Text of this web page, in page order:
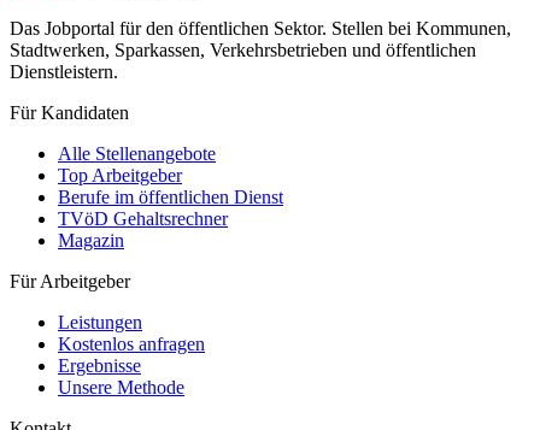
Das Jobportal für den öffentlichen Sektor. Stellen bei Kommunen,
Stadtwerken, Sparkassen, Verkehrsbetrieben und öffentlichen
Dienstleistern.
Für Kandidaten
Alle Stellenangebote
Top Arbeitgeber
Berufe im öffentlichen Dienst
TVöD Gehaltsrechner
Magazin
Für Arbeitgeber
Leistungen
Kostenlos anfragen
Ergebnisse
Unsere Methode